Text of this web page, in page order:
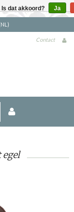
Contact
dat akkoord? Ja